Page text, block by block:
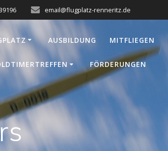
email@flugplatz-renneritz.de
AUSBILDUNG MITFLIEGEN
FÖRDERUNGEN